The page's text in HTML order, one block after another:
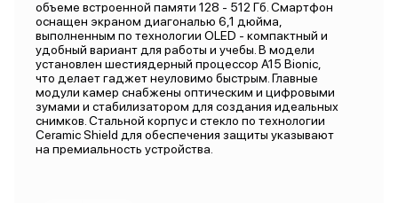
объеме встроенной памяти 128 - 512 Гб. Смартфон
оснащен экраном диагональю 6,1 дюйма,
выполненным по технологии OLED - компактный и
удобный вариант для работы и учебы. В модели
установлен шестиядерный процессор А15 Bionic,
что делает гаджет неуловимо быстрым. Главные
модули камер снабжены оптическим и цифровыми
зумами и стабилизатором для создания идеальных
снимков. Стальной корпус и стекло по технологии
Ceramic Shield для обеспечения защиты указывают
на премиальность устройства.